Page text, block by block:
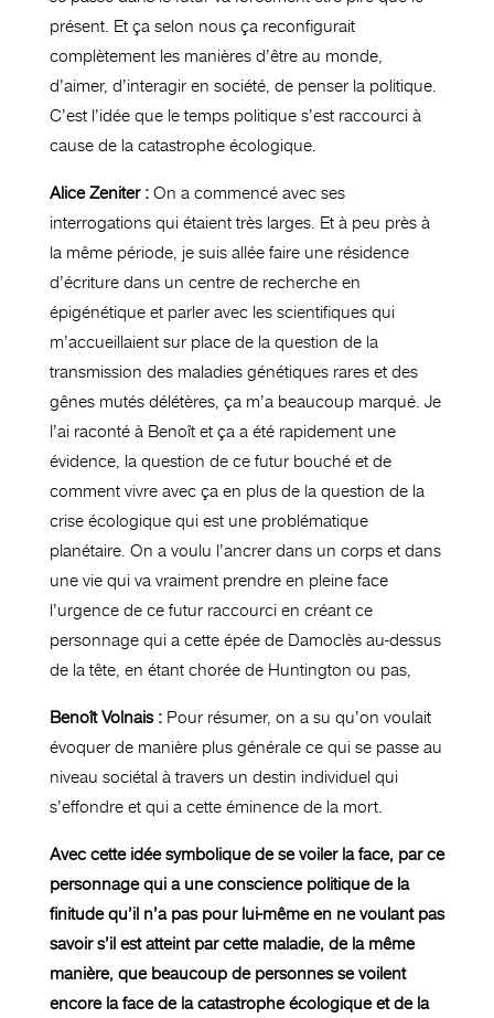
présent. Et ça selon nous ça reconfigurait
complètement les manières d’être au monde,
d’aimer, d’interagir en société, de penser la politique.
C’est l’idée que le temps politique s’est raccourci à
cause de la catastrophe écologique.
Alice Zeniter : On a commencé avec ses
interrogations qui étaient très larges. Et à peu près à
la même période, je suis allée faire une résidence
d’écriture dans un centre de recherche en
épigénétique et parler avec les scientifiques qui
m’accueillaient sur place de la question de la
transmission des maladies génétiques rares et des
gênes mutés délétères, ça m’a beaucoup marqué. Je
l’ai raconté à Benoît et ça a été rapidement une
évidence, la question de ce futur bouché et de
comment vivre avec ça en plus de la question de la
crise écologique qui est une problématique
planétaire. On a voulu l’ancrer dans un corps et dans
une vie qui va vraiment prendre en pleine face
l’urgence de ce futur raccourci en créant ce
personnage qui a cette épée de Damoclès au-dessus
de la tête, en étant chorée de Huntington ou pas,
Benoît Volnais :Pour résumer, on a su qu’on voulait
évoquer de manière plus générale ce qui se passe au
niveau sociétal à travers un destin individuel qui
s’effondre et qui a cette éminence de la mort.
Avec cette idée symbolique de se voiler la face, par ce
personnage qui a une conscience politique de la
finitude qu’il n’a pas pour lui-même en ne voulant pas
savoir s’il est atteint par cette maladie, de la même
manière, que beaucoup de personnes se voilent
encore la face de la catastrophe écologique et de la